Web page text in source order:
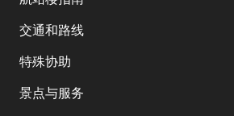
交通和路线
特殊协助
景点与服务